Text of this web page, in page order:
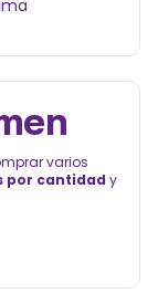
varios
por cantidad y